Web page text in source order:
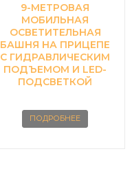
9-МЕТРОВАЯ
МОБИЛЬНАЯ
ОСВЕТИТЕЛЬНАЯ
БАШНЯ НА ПРИЦЕПЕ
С ГИДРАВЛИЧЕСКИМ
ПОДЪЕМОМ И LED-
ПОДСВЕТКОЙ
ПОДРОБНЕЕ